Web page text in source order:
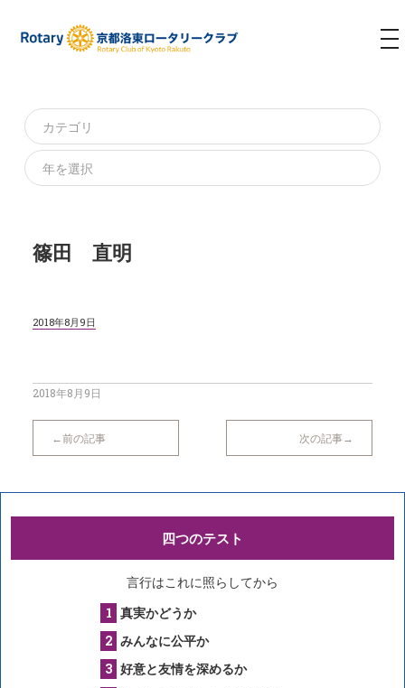
篠田 直明
2018年8月9日
2018年8月9日
前の記事 次の記事
四つのテスト
言行はこれに照らしてから
真実かどうか
みんなに公平か
好意と友情を深めるか